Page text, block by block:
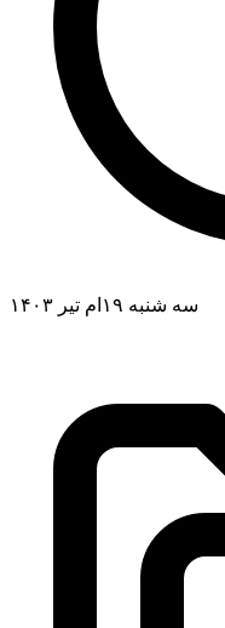
سه شنبه ۱۹ام تیر ۱۴۰۳